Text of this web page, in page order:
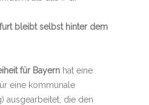
bleibt selbst hinter dem
für Bayern hat eine
eine kommunale
ausgearbeitet, die den